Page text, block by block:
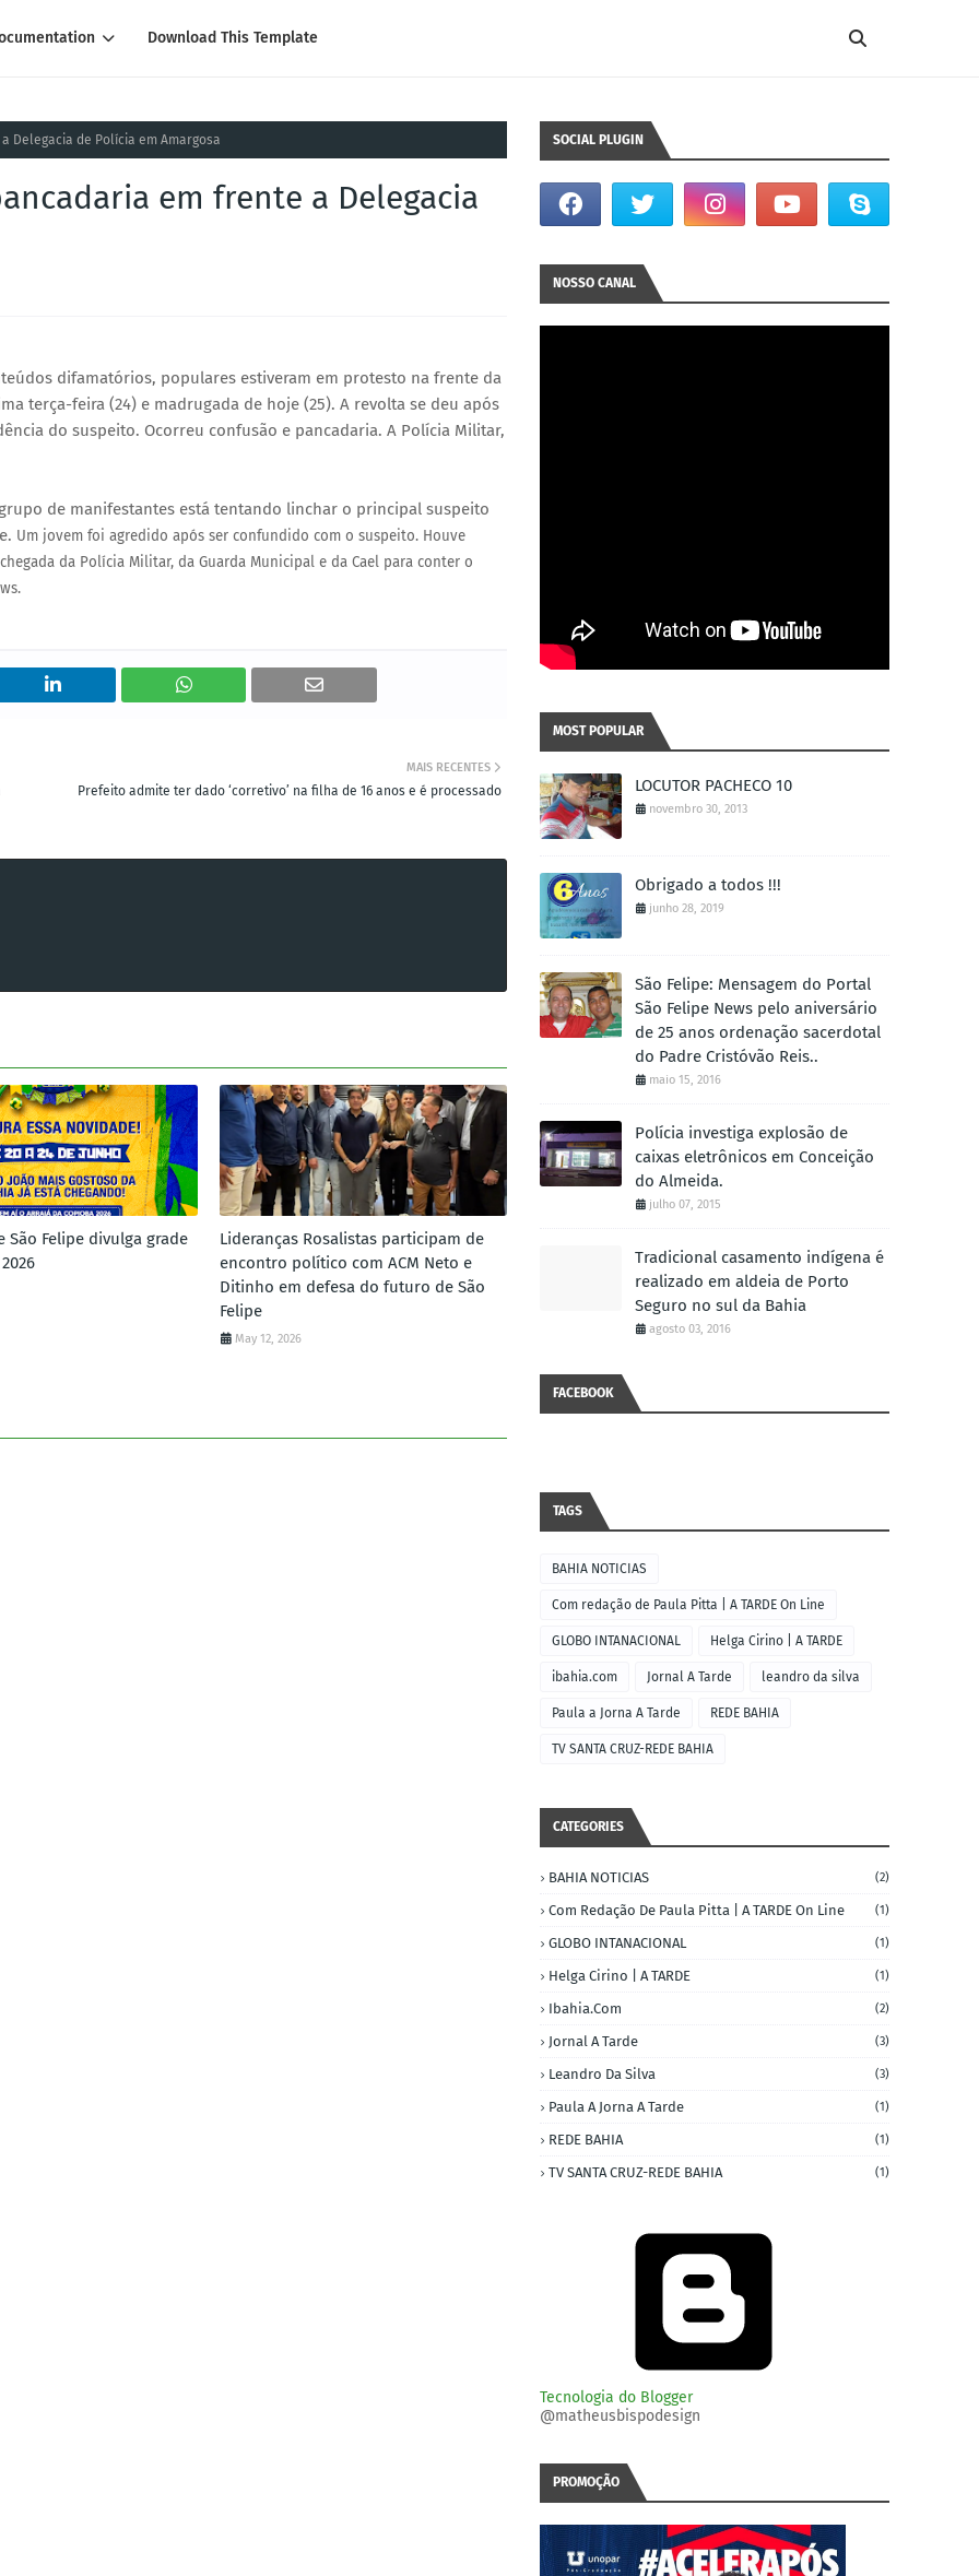
Download This Template
Delegacia de Polícia em Amargosa
em frente a Delegacia
difamatórios, populares estiveram em protesto na frente da
terça-feira (24) e madrugada de hoje (25). A revolta se deu após
do suspeito. Ocorreu confusão e pancadaria. A Polícia Militar,
de manifestantes está tentando linchar o principal suspeito
Um jovem foi agredido após ser confundido com o suspeito. Houve
da Polícia Militar, da Guarda Municipal e da Cael para conter o
MAIS RECENTES
Prefeito admite ter dado ‘corretivo’ na filha de 16 anos e é processado
São Felipe divulga grade
Lideranças Rosalistas participam de
encontro político com ACM Neto e
Ditinho em defesa do futuro de São
Felipe
May 12, 2026
SOCIAL PLUGIN
NOSSO CANAL
MOST POPULAR
LOCUTOR PACHECO 10
novembro 30, 2013
Obrigado a todos !!!
junho 28, 2019
São Felipe: Mensagem do Portal
São Felipe News pelo aniversário
de 25 anos ordenação sacerdotal
do Padre Cristóvão Reis..
maio 15, 2016
Polícia investiga explosão de
caixas eletrônicos em Conceição
do Almeida.
julho 07, 2015
Tradicional casamento indígena é
realizado em aldeia de Porto
Seguro no sul da Bahia
agosto 03, 2016
FACEBOOK
TAGS
BAHIA NOTICIAS
Com redação de Paula Pitta | A TARDE On Line
GLOBO INTANACIONAL Helga Cirino | A TARDE
ibahia.com Jornal A Tarde leandro da silva
Paula a Jorna A Tarde REDE BAHIA
TV SANTA CRUZ-REDE BAHIA
CATEGORIES
BAHIA NOTICIAS (2)
Com Redação De Paula Pitta | A TARDE On Line (1)
GLOBO INTANACIONAL (1)
Helga Cirino | A TARDE (1)
Ibahia.com (2)
Jornal A Tarde (3)
Leandro Da Silva (3)
Paula A Jorna A Tarde (1)
REDE BAHIA (1)
TV SANTA CRUZ-REDE BAHIA (1)
Tecnologia do Blogger
@matheusbispodesign
PROMOÇÃO